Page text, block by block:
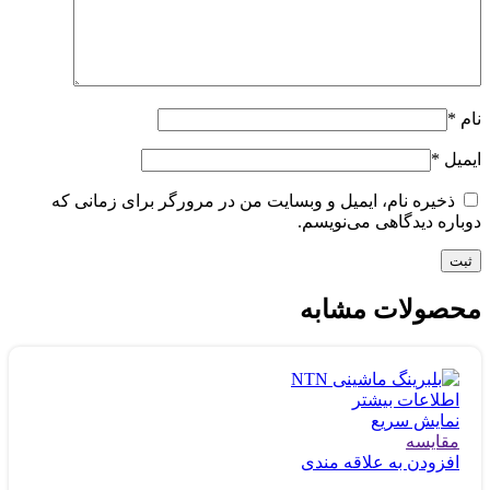
نام *
ایمیل *
ذخیره نام، ایمیل و وبسایت من در مرورگر برای زمانی که
دوباره دیدگاهی می‌نویسم.
محصولات مشابه
اطلاعات بیشتر
نمایش سریع
مقايسه
افزودن به علاقه مندی